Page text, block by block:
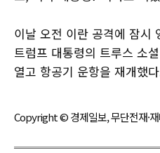
이날 오전 이란 공격에 잠시
트럼프 대통령의 트루스 소
열고 항공기 운항을 재개했
Copyright © 경제일보, 무단전재·